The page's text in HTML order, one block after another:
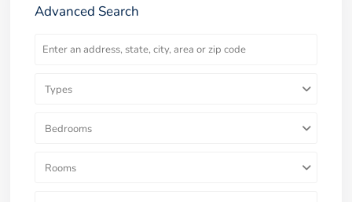
Advanced Search
Types
Bedrooms
Rooms